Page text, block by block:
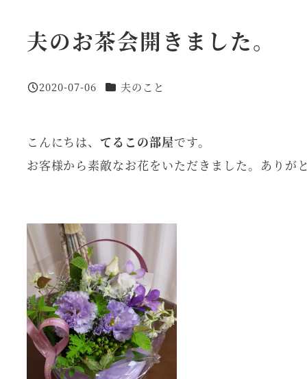
夫のお茶会開きました。
投稿日
2020-07-06 カテゴリー
夫のこと
こんにちは、 てるこの部屋です。
お客様から素敵なお花をいただきました。ありが